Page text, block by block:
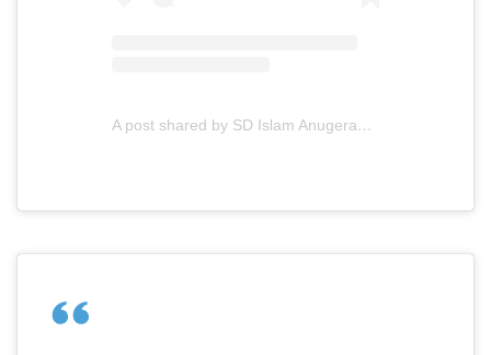
A post shared by SD Islam Anugerah Insani (@sdianugerahinsaniofficial)